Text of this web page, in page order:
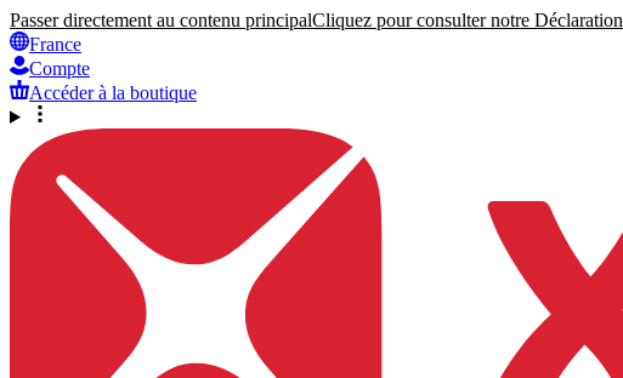
Passer directement au contenu principalCliquez pour consulter notre
France
Compte
Accéder à la boutique